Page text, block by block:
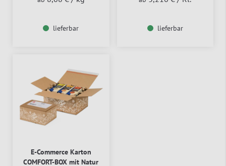
lieferbar lieferbar
E-Commerce Karton
COMFORT-BOX mit Natur